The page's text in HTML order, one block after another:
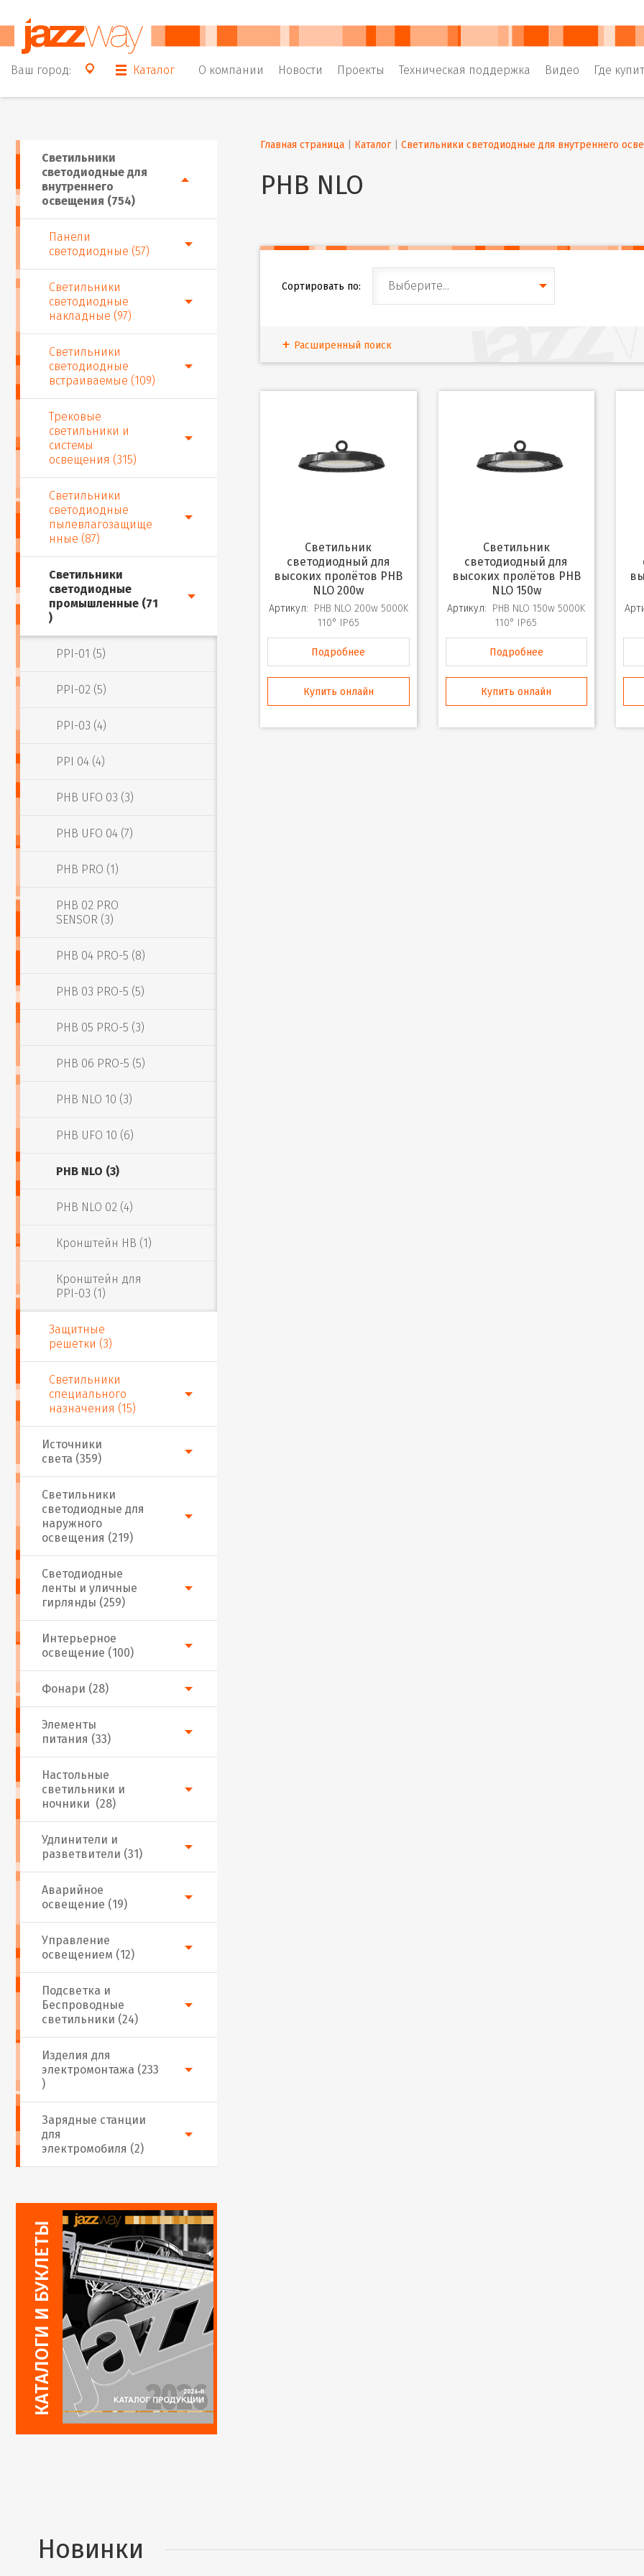
Ваш город: Каталог О компании Новости Проекты Техническая поддержка Видео Где
Фонари (28)
Аварийное
освещение (19)
Настольные
светильники и
ночники (28)
Подсветка и
Беспроводные
светильники (24)
Интерьерное
освещение (100)
Изделия для
электромонтажа (233
)
Источники
света (359)
Светодиодные
ленты и уличные
гирлянды (259)
Светильники
светодиодные для
внутреннего
освещения (754)
Панели
светодиодные (57)
Светильники
светодиодные
накладные (97)
Светильники
светодиодные
встраиваемые (109)
Трековые
светильники и
системы
освещения (315)
Светильники
светодиодные
пылевлагозащище
нные (87)
Светильники
светодиодные
промышленные (71
)
PPI-01 (5)
PPI-02 (5)
PPI-03 (4)
PPI 04 (4)
PHB UFO 03 (3)
PHB UFO 04 (7)
PHB PRO (1)
PHB 02 PRO
SENSOR (3)
PHB 04 PRO-5 (8)
PHB 03 PRO-5 (5)
PHB 05 PRO-5 (3)
PHB 06 PRO-5 (5)
PHB NLO 10 (3)
PHB UFO 10 (6)
PHB NLO (3)
PHB NLO 02 (4)
Кронштейн HB (1)
Кронштейн для
PPI-03 (1)
Защитные
решетки (3)
Светильники
специального
назначения (15)
Светильники
светодиодные для
наружного
освещения (219)
Удлинители и
разветвители (31)
Управление
освещением (12)
Элементы
питания (33)
Зарядные станции
для
электромобиля (2)
Главная страница Каталог | Светильники светодиодные для внутреннего
PHB NLO
Сортировать по: Выберите...
Расширенный поиск
Светильник
светодиодный для
высоких пролётов PHB
NLO 200w
Артикул: PHB NLO 200w 5000K
110° IP65
Подробнее
Купить онлайн
Светильник
светодиодный для
высоких пролётов PHB
NLO 150w
Артикул: PHB NLO 150w 5000K
110° IP65
Подробнее
Купить онлайн
Новинки